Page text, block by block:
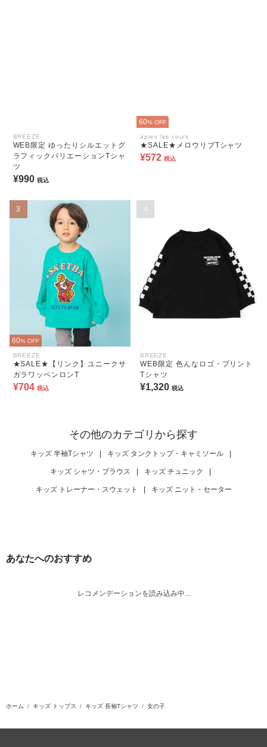
BREEZE
WEB限定 ゆったりシルエットグ
ラフィックバリエーションTシャ
ツ
¥990 税込
60% OFF
apres les cours
★SALE★メロウリブTシャツ
¥572 税込
3
60% OFF
BREEZE
★SALE★【リンク】ユニークサ
ガラワッペンロンT
¥704 税込
4
BREEZE
WEB限定 色んなロゴ・プリント
Tシャツ
¥1,320 税込
その他のカテゴリから探す
キッズ 半袖Tシャツ キッズ タンクトップ・キャミソール
キッズ シャツ・ブラウス キッズ チュニック
キッズ トレーナー・スウェット キッズ ニット・セーター
あなたへのおすすめ
レコメンデーションを読み込み中...
ホーム キッズ トップス キッズ 長袖Tシャツ 女の子